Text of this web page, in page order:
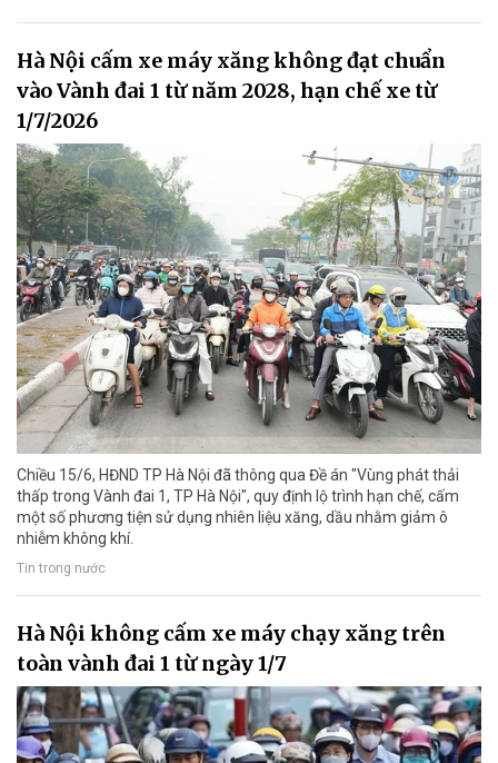
Hà Nội cấm xe máy xăng không đạt chuẩn
vào Vành đai 1 từ năm 2028, hạn chế xe từ
1/7/2026
Chiều 15/6, HĐND TP Hà Nội đã thông qua Đề án "Vùng phát thải
thấp trong Vành đai 1, TP Hà Nội", quy định lộ trình hạn chế, cấm
một số phương tiện sử dụng nhiên liệu xăng, dầu nhằm giảm ô
nhiễm không khí.
Tin trong nước
Hà Nội không cấm xe máy chạy xăng trên
toàn vành đai 1 từ ngày 1/7